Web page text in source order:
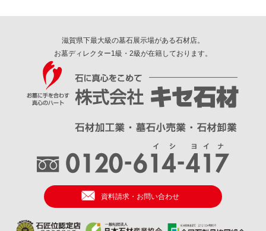
滋賀県下最大級の墓石展示場がある石材店。
お墓ディレクター1級・2級が在籍しております。
資料請求・お問い合わせ